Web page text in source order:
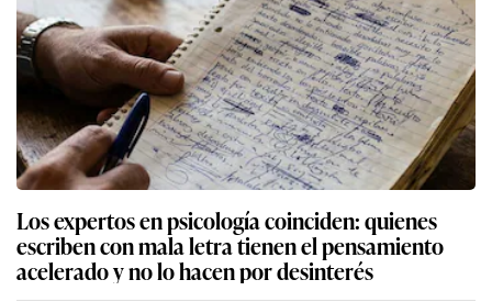
Los expertos en psicología coinciden: quienes
escriben con mala letra tienen el pensamiento
acelerado y no lo hacen por desinterés